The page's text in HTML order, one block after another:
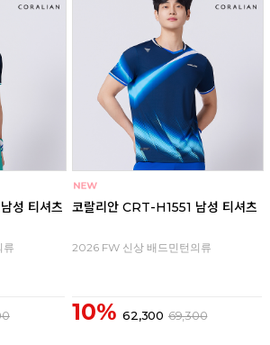
성 티셔츠
류
코랄리안 CRT-H1551 남성 티셔츠
2026 FW 신상 배드민턴의류
10% 62,300 69,300